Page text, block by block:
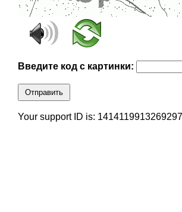
Введите код с картинки:
Отправить
Your support ID is: